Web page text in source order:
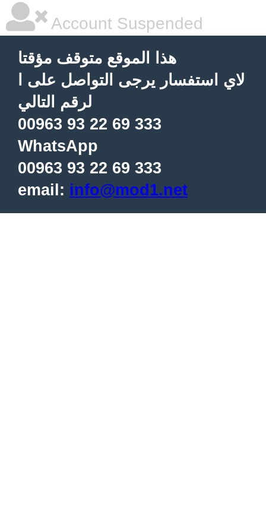
Account Suspended
هذا الموقع متوقف مؤقتا
لاي استفسار يرجى التواصل على ا
لرقم التالي
00963 93 22 69 333
WhatsApp
00963 93 22 69 333
email: info@mod1.net